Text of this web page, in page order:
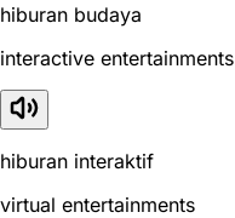
hiburan budaya
interactive entertainments
hiburan interaktif
virtual entertainments